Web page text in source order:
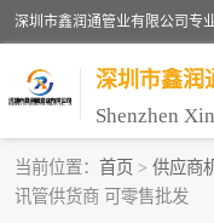
深圳市鑫润
当前位置： 首页 > 供应商
讯管供货商 可零售批发
HDPE管材给水管